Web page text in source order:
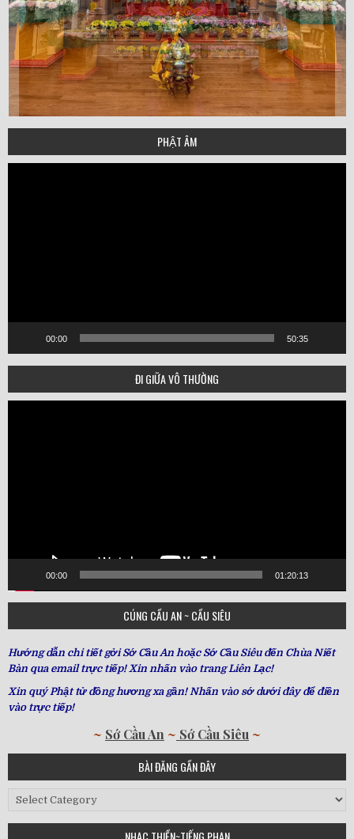
PHẬT ÂM
00:00 50:35
ĐI GIỮA VÔ THƯỜNG
00:00 01:20:13
CÚNG CẦU AN ~ CẦU SIÊU
Hướng dẫn chi tiết gởi Sớ Cầu An hoặc Sớ Cầu Siêu đến Chùa Niết
Bàn qua email trực tiếp! Xin nhấn vào trang Liên Lạc!
Xin quý Phật tử đồng hương xa gần! Nhấn vào sớ dưới đây để điền
vào trực tiếp!
~ Sớ Cầu An ~ Sớ Cầu Siêu ~
BÀI ĐĂNG GẦN ĐÂY
Bài
Gần